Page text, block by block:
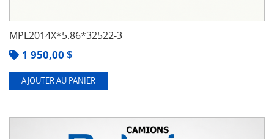
MPL2014X*5.86*32522-3
1 950,00 $
AJOUTER AU PANIER